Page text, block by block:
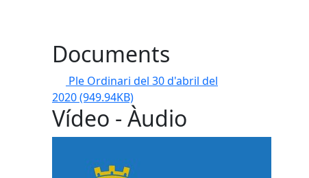
Documents
Ple Ordinari del 30 d'abril del
2020(949.94KB)
Vídeo - Àudio